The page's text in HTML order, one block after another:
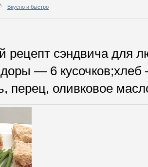
Вкусно и быстро
рецепт сэндвича для
— 6
перец, оливковое